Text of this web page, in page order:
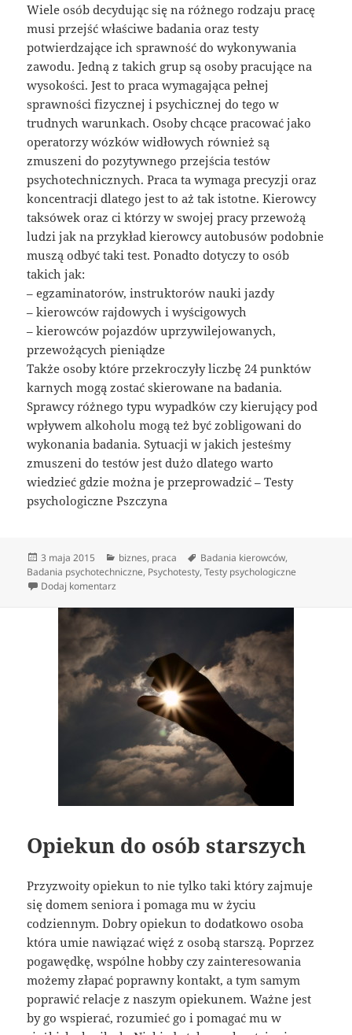
Wiele osób decydując się na różnego rodzaju pracę
musi przejść właściwe badania oraz testy
potwierdzające ich sprawność do wykonywania
zawodu. Jedną z takich grup są osoby pracujące na
wysokości. Jest to praca wymagająca pełnej
sprawności fizycznej i psychicznej do tego w
trudnych warunkach. Osoby chcące pracować jako
operatorzy wózków widłowych również są
zmuszeni do pozytywnego przejścia testów
psychotechnicznych. Praca ta wymaga precyzji oraz
koncentracji dlatego jest to aż tak istotne. Kierowcy
taksówek oraz ci którzy w swojej pracy przewożą
ludzi jak na przykład kierowcy autobusów podobnie
muszą odbyć taki test. Ponadto dotyczy to osób
takich jak:
– egzaminatorów, instruktorów nauki jazdy
– kierowców rajdowych i wyścigowych
– kierowców pojazdów uprzywilejowanych,
przewożących pieniądze
Także osoby które przekroczyły liczbę 24 punktów
karnych mogą zostać skierowane na badania.
Sprawcy różnego typu wypadków czy kierujący pod
wpływem alkoholu mogą też być zobligowani do
wykonania badania. Sytuacji w jakich jesteśmy
zmuszeni do testów jest dużo dlatego warto
wiedzieć gdzie można je przeprowadzić – Testy
psychologiczne Pszczyna
Data
publikacji
3 maja 2015 Kategorie
biznes, praca Tagi
Badania kierowców,
Badania psychotechniczne, Psychotesty,Testy psychologiczne
Dodaj komentarz
Opiekun do osób starszych
Przyzwoity opiekun to nie tylko taki który zajmuje
się domem seniora i pomaga mu w życiu
codziennym. Dobry opiekun to dodatkowo osoba
która umie nawiązać więź z osobą starszą. Poprzez
pogawędkę, wspólne hobby czy zainteresowania
możemy złapać poprawny kontakt, a tym samym
poprawić relacje z naszym opiekunem. Ważne jest
by go wspierać, rozumieć go i pomagać mu w